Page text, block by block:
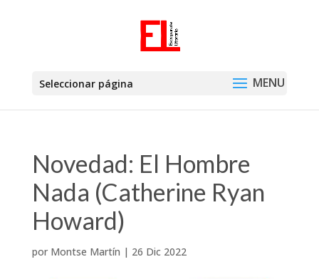
Seleccionar página
Novedad: El Hombre
Nada (Catherine Ryan
Howard)
por Montse Martín | 26 Dic 2022